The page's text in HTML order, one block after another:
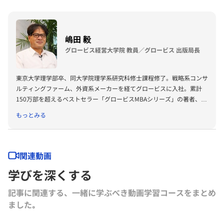
嶋田 毅
グロービス経営大学院 教員／グロービス 出版局長
東京大学理学部卒、同大学院理学系研究科修士課程修了。戦略系コンサ
ルティングファーム、外資系メーカーを経てグロービスに入社。累計
150万部を超えるベストセラー「グロービスMBAシリーズ」の著者、プ
ング』『グロービスMBAキーワード 図解 基本ビジネス思考法45』
『グロービスMBAキーワード 図解 基本フレームワーク50』『ビジネ
（東洋経済新報社）、『［実況］ロジカルシンキング教室』『［実況』
アカウンティング教室』『競争優位としての経営理念』（以上PHP研
究所）、『ロジカルシンキングの落とし穴』『バイアス』『KSFとは』
（以上グロービス電子出版）、共著書に『グロービスMBAマネジメン
ト・ブック』『グロービスMBAマネジメント・ブックⅡ』『MBA定量
分析と意思決定』『グロービスMBAビジネスプラン』『ストーリーで
もっとみる
関連動画
学びを深くする
記事に関連する、一緒に学ぶべき動画学習コースをまとめ
ました｡